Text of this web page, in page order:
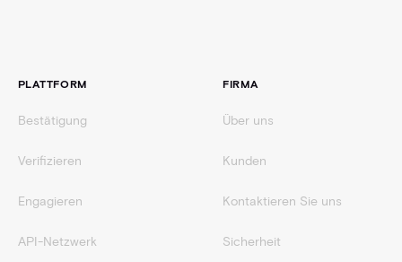
PLATTFORM
Bestätigung
Verifizieren
Engagieren
API-Netzwerk
FIRMA
Über uns
Kunden
Kontaktieren Sie uns
Sicherheit